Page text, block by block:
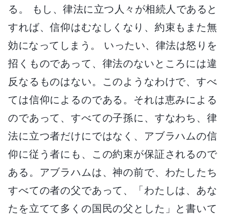
る。 もし、律法に立つ人々が相続人であると
すれば、信仰はむなしくなり、約束もまた無
効になってしまう。 いったい、律法は怒りを
招くものであって、律法のないところには違
反なるものはない。このようなわけで、すべ
ては信仰によるのである。それは恵みによる
のであって、すべての子孫に、すなわち、律
法に立つ者だけにではなく、アブラハムの信
仰に従う者にも、この約束が保証されるので
ある。アブラハムは、神の前で、わたしたち
すべての者の父であって、「わたしは、あな
たを立てて多くの国民の父とした」と書いて